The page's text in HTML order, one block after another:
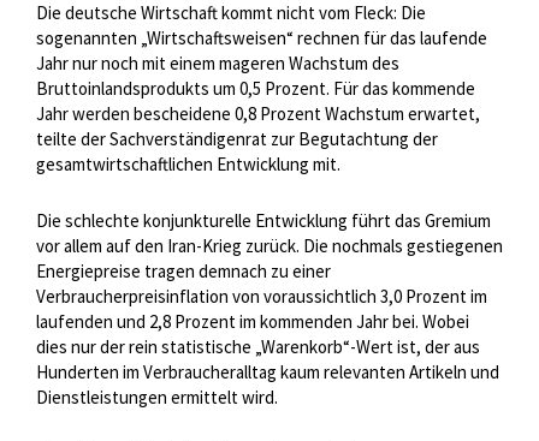
Die deutsche Wirtschaft kommt nicht vom Fleck: Die
sogenannten „Wirtschaftsweisen“ rechnen für das laufende
Jahr nur noch mit einem mageren Wachstum des
Bruttoinlandsprodukts um 0,5 Prozent. Für das kommende
Jahr werden bescheidene 0,8 Prozent Wachstum erwartet,
teilte der Sachverständigenrat zur Begutachtung der
gesamtwirtschaftlichen Entwicklung mit.
Die schlechte konjunkturelle Entwicklung führt das Gremium
vor allem auf den Iran-Krieg zurück. Die nochmals gestiegenen
Energiepreise tragen demnach zu einer
Verbraucherpreisinflation von voraussichtlich 3,0 Prozent im
laufenden und 2,8 Prozent im kommenden Jahr bei. Wobei
dies nur der rein statistische „Warenkorb“-Wert ist, der aus
Hunderten im Verbraucheralltag kaum relevanten Artikeln und
Dienstleistungen ermittelt wird.